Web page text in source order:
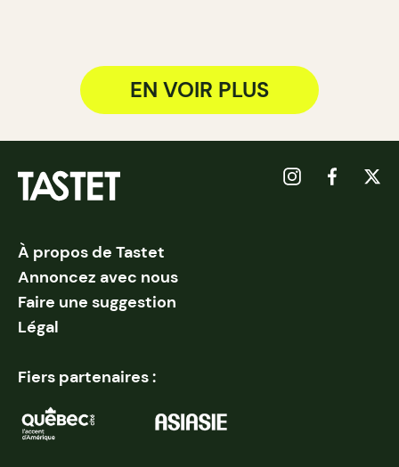
EN VOIR PLUS
À propos de Tastet
Annoncez avec nous
Faire une suggestion
Légal
Fiers partenaires :